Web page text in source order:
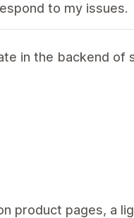
to my issues.
in the backend of
product pages, a